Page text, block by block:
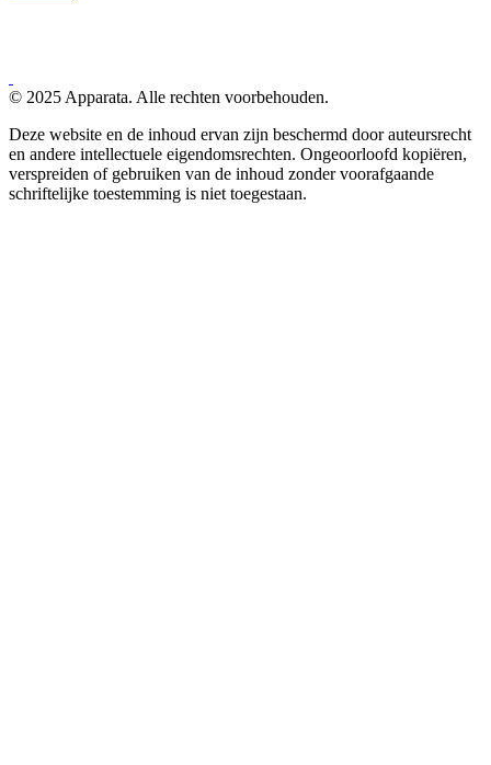
© 2025 Apparata. Alle rechten voorbehouden.
Deze website en de inhoud ervan zijn beschermd door auteursrecht
en andere intellectuele eigendomsrechten. Ongeoorloofd kopiëren,
verspreiden of gebruiken van de inhoud zonder voorafgaande
schriftelijke toestemming is niet toegestaan.